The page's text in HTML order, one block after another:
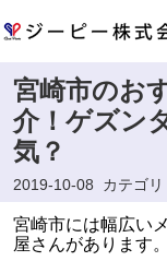
宮崎市のお
介！ゲズン
気？
2019-10-08 カテゴリ
宮崎市には幅広い
屋さんがあります。